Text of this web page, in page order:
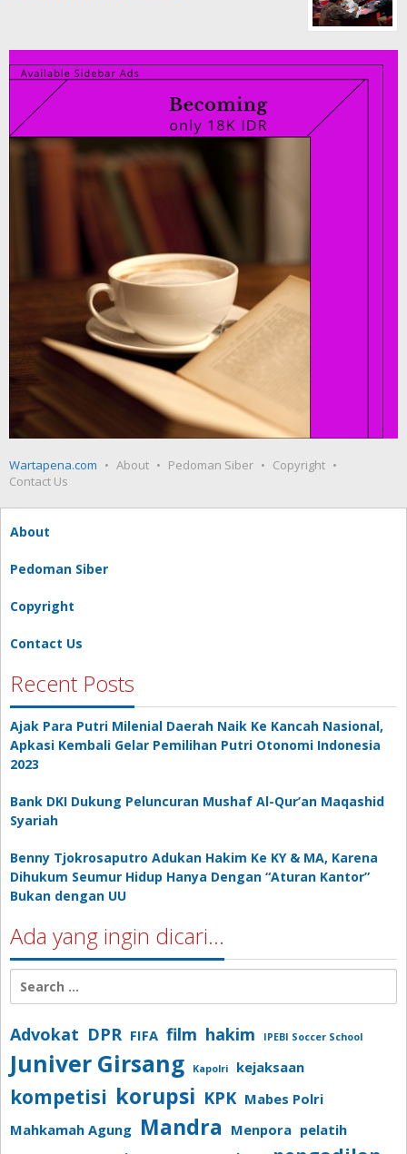
Wartapena.com About Pedoman Siber
Copyright
Contact Us
About
Pedoman Siber
Copyright
Contact Us
Recent Posts
Ajak Para Putri Milenial Daerah Naik Ke Kancah Nasional,
Apkasi Kembali Gelar Pemilihan Putri Otonomi Indonesia
2023
Bank DKI Dukung Peluncuran Mushaf Al-Qur’an Maqashid
Syariah
Benny Tjokrosaputro Adukan Hakim Ke KY & MA, Karena
Dihukum Seumur Hidup Hanya Dengan “Aturan Kantor”
Bukan dengan UU
Ada yang ingin dicari…
Search
Advokat DPR FIFA film hakim IPEBI Soccer School
Juniver Girsang Kapolri kejaksaan
kompetisi korupsi KPK Mabes Polri
Mahkamah Agung Mandra Menpora pelatih